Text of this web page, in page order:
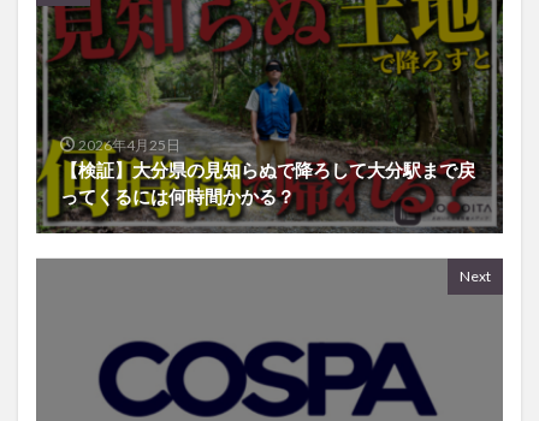
2026年4月25日
【検証】大分県の見知らぬで降ろして大分駅まで戻
ってくるには何時間かかる？
Next